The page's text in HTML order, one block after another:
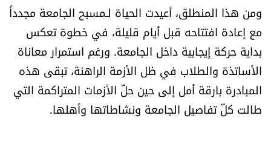
العالم
الصحافة الإسرائيلية
ثقافة وفنون
ومن هذا المنطلق، أعيدت الحياة لـمسبح الجامعة مجدداً
مع إعادة افتتاحه قبل أيام قليلة، في خطوة تعكس
بداية حركة إيجابية داخل الجامعة. ورغم استمرار معاناة
الأساتذة والطلاب في ظل الأزمة الراهنة، تبقى هذه
المبادرة بارقة أمل إلى حين حلّ الأزمات المتراكمة التي
طالت كلّ تفاصيل الجامعة ونشاطاتها وأهلها.